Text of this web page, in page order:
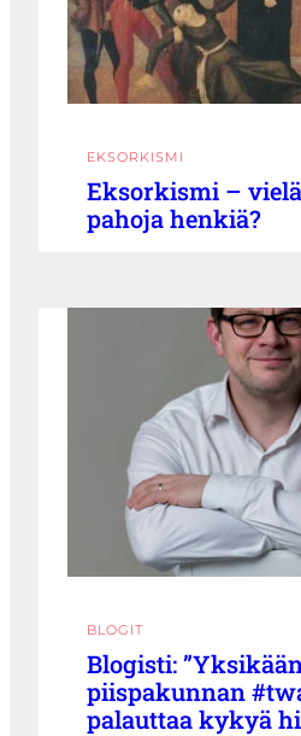
EKSORKISMI
Eksorkismi –
pahoja henkiä?
BLOGIT
Blogisti:
piispakunnan
palauttaa kykyä